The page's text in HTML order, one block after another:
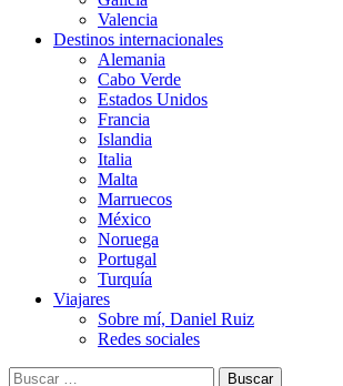
Valencia
Destinos internacionales
Alemania
Cabo Verde
Estados Unidos
Francia
Islandia
Italia
Malta
Marruecos
México
Noruega
Portugal
Turquía
Viajares
Sobre mí, Daniel Ruiz
Redes sociales
Buscar: